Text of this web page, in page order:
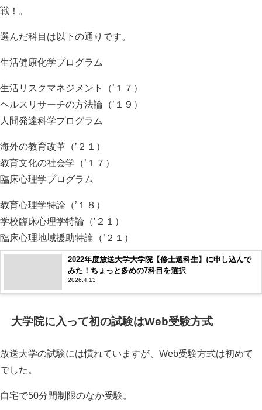
戦！。
選んだ科目は以下の通りです。
生活健康化学プログラム
生活リスクマネジメント（’１７）
ヘルスリサーチの方法論（’１９）
人間発達科学プログラム
海外の教育改革（’２１）
教育文化の社会学（’１７）
臨床心理学プログラム
教育心理学特論（’１８）
学校臨床心理学特論（’２１）
臨床心理地域援助特論（’２１）
2022年度放送大学大学院【修士選科生】に申し込んで
みた！ちょっと多めの7科目を選択
2026.4.13
大学院に入って初の試験はWeb受験方式
放送大学の試験には慣れていますが、Web受験方式は初めて
でした。
自宅で50分間制限のなか受験。